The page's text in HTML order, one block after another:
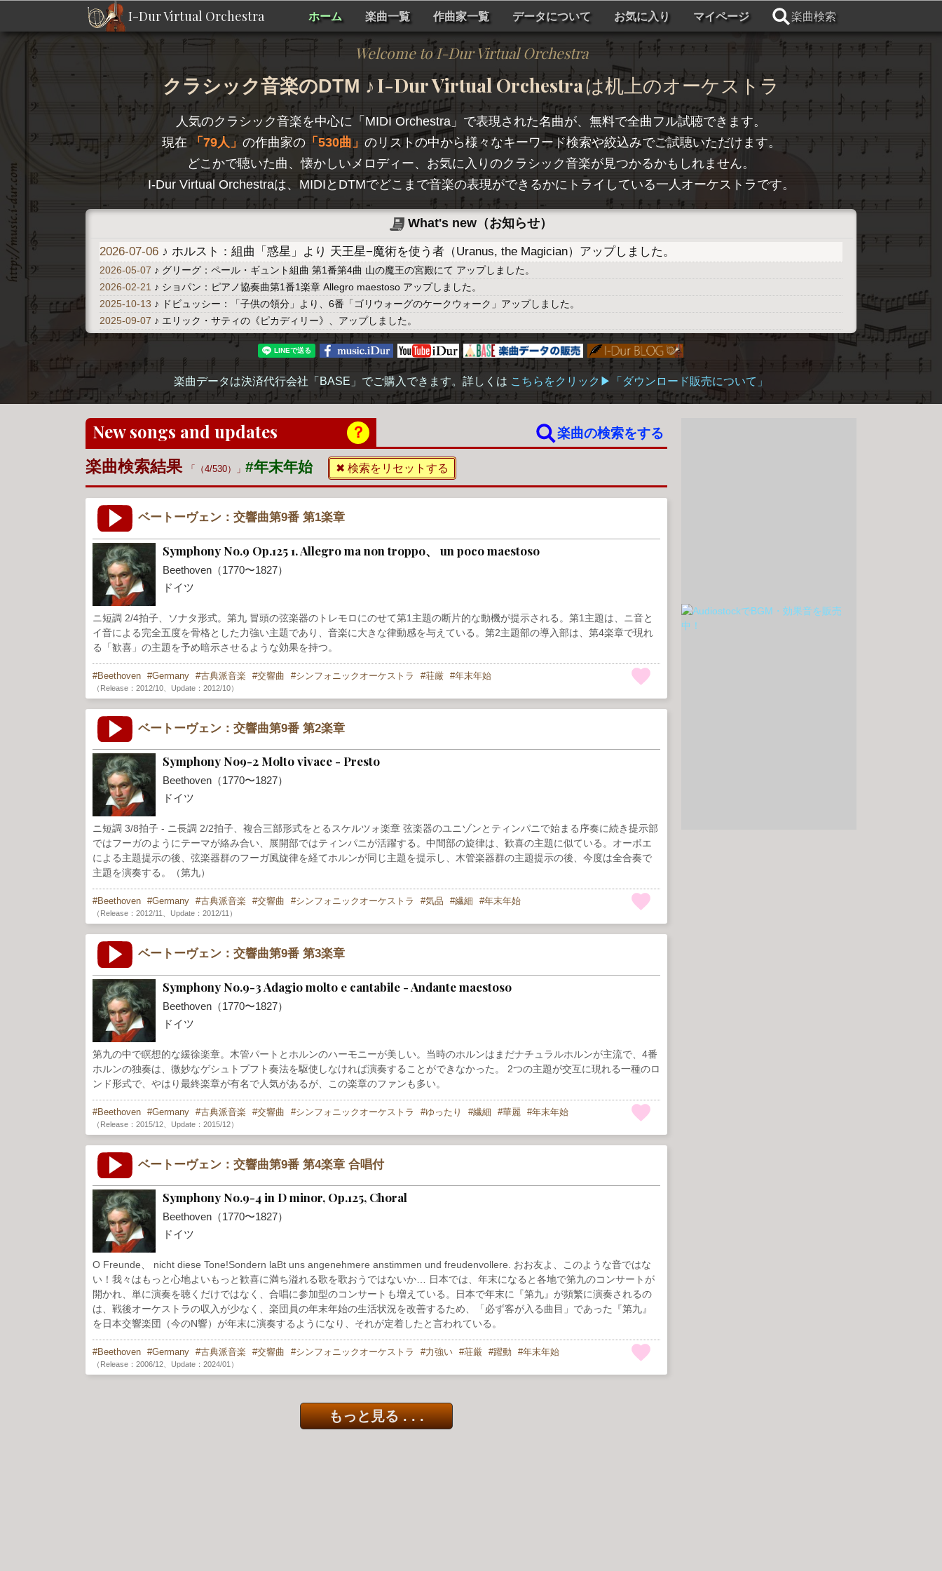
I-Dur Virtual Orchestra ホーム 楽曲一覧 作曲家一覧 データについて お気に入り マイページ 楽曲検索
Welcome to I-Dur Virtual Orchestra
クラシック音楽のDTM ♪ I-Dur Virtual Orchestraは机上のオーケストラ
人気のクラシック音楽を中心に「 MIDI Orchestra 」で表現された名曲が、無料で全曲フル試聴できます。
現在
79人 の作曲家の 530曲
のリストの中から様々なキーワード検索や絞込みでご試聴いただけます。
どこかで聴いた曲、懐かしいメロディー、お気に入りのクラシック音楽が見つかるかもしれません。
I-Dur Virtual Orchestraは、MIDIとDTMでどこまで音楽の表現ができるかにトライしている一人オーケストラです。
What's new（お知らせ）
2026-07-06 ♪ ホルスト：組曲「惑星」より 天王星−魔術を使う者（Uranus, the Magician）アップしました。
2026-05-07 ♪ グリーグ：ペール・ギュント組曲 第1番第4曲 山の魔王の宮殿にて アップしました。
2026-02-21 ♪ ショパン：ピアノ協奏曲第1番1楽章 Allegro maestoso アップしました。
2025-10-13 ♪ ドビュッシー：「子供の領分」より、6番「ゴリウォーグのケークウォーク」アップしました。
2025-09-07 ♪ エリック・サティの《ピカディリー》、アップしました。
楽曲データは決済代行会社「BASE」でご購入できます。詳しくは こちらをクリック▶︎「ダウンロード販売について」
New songs and updates ？ 楽曲の検索をする
楽曲検索結果 （4/530） #年末年始 ✖ 検索をリセットする
ベートーヴェン：交響曲第9番 第1楽章
Symphony No.9 Op.125 1. Allegro ma non troppo、 un poco maestoso
Beethoven（1770〜1827）
ドイツ
ニ短調 2/4拍子、ソナタ形式。第九 冒頭の弦楽器のトレモロにのせて第1主題の断片的な動機が提示される。第1主題は、ニ音と
イ音による完全五度を骨格とした力強い主題であり、音楽に大きな律動感を与えている。第2主題部の導入部は、第4楽章で現れ
る「歓喜」の主題を予め暗示させるような効果を持つ。
Beethoven Germany 古典派音楽 交響曲 シンフォニックオーケストラ 荘厳 年末年始
（Release：2012/10、Update：2012/10）
ベートーヴェン：交響曲第9番 第2楽章
Symphony No9-2 Molto vivace - Presto
Beethoven（1770〜1827）
ドイツ
ニ短調 3/8拍子 - ニ長調 2/2拍子、複合三部形式をとるスケルツォ楽章 弦楽器のユニゾンとティンパニで始まる序奏に続き提示部
ではフーガのようにテーマが絡み合い、展開部ではティンパニが活躍する。中間部の旋律は、歓喜の主題に似ている。オーボエ
による主題提示の後、弦楽器群のフーガ風旋律を経てホルンが同じ主題を提示し、木管楽器群の主題提示の後、今度は全合奏で
主題を演奏する。（第九）
Beethoven Germany 古典派音楽 交響曲 シンフォニックオーケストラ 気品 繊細 年末年始
（Release：2012/11、Update：2012/11）
ベートーヴェン：交響曲第9番 第3楽章
Symphony No.9-3 Adagio molto e cantabile - Andante maestoso
Beethoven（1770〜1827）
ドイツ
第九の中で瞑想的な緩徐楽章。木管パートとホルンのハーモニーが美しい。当時のホルンはまだナチュラルホルンが主流で、4番
ホルンの独奏は、微妙なゲシュトプフト奏法を駆使しなければ演奏することができなかった。 2つの主題が交互に現れる一種のロ
ンド形式で、やはり最終楽章が有名で人気があるが、この楽章のファンも多い。
Beethoven Germany 古典派音楽 交響曲 シンフォニックオーケストラ ゆったり 繊細 華麗 年末年始
（Release：2015/12、Update：2015/12）
ベートーヴェン：交響曲第9番 第4楽章 合唱付
Symphony No.9-4 in D minor, Op.125, Choral
Beethoven（1770〜1827）
ドイツ
O Freunde、 nicht diese Tone!Sondern laBt uns angenehmere anstimmen und freudenvollere. おお友よ、このような音ではな
い！我々はもっと心地よいもっと歓喜に満ち溢れる歌を歌おうではないか… 日本では、年末になると各地で第九のコンサートが
開かれ、単に演奏を聴くだけではなく、合唱に参加型のコンサートも増えている。日本で年末に『第九』が頻繁に演奏されるの
は、戦後オーケストラの収入が少なく、楽団員の年末年始の生活状況を改善するため、「必ず客が入る曲目」であった『第九』
を日本交響楽団（今のN響）が年末に演奏するようになり、それが定着したと言われている。
Beethoven Germany 古典派音楽 交響曲 シンフォニックオーケストラ 力強い 荘厳 躍動 年末年始
（Release：2006/12、Update：2024/01）
もっと見る . . .